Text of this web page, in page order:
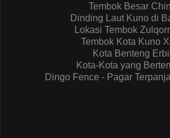
Tembok Besar
Dinding Laut Kuno di
Lokasi Tembok
Tembok Kota Kuno
Kota Benteng Erbil
Kota-Kota yang
Dingo Fence - Pagar